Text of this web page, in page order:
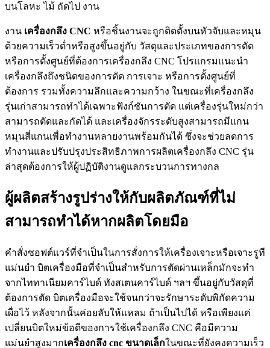
บนโลหะ ไม้ ถัดไป งาน
งาน เครื่องกลึง CNC หรือชิ้นงานจะถูกติดตั้งบนหัวจับและหมุน
ด้วยความเร็วต่ำหรือสูงขึ้นอยู่กับ วัสดุและประเภทของการตัด
หรือการตั้งศูนย์ที่ต้องการเครื่องกลึง CNC โปรแกรมแนะนำ
เครื่องกลึงถึงชนิดของการตัด การเจาะ หรือการตั้งศูนย์ที่
ต้องการ รวมทั้งความลึกและความกว้าง ในขณะที่เครื่องกลึง
รุ่นเก่าสามารถทำได้เฉพาะฟังก์ชันการตัด แต่เครื่องรุ่นใหม่กว่า
สามารถตัดและกัดได้ และเครื่องจักรระดับสูงสามารถมีแกน
หมุนสี่แกนเพื่อทำงานหลายงานพร้อมกันได้ ซึ่งจะช่วยลดการ
ทำงานและปรับปรุงประสิทธิภาพการผลิตเครื่องกลึง CNC รุ่น
ล่าสุดต้องการให้ผู้ปฏิบัติงานดูแลกระบวนการทางกล
ผู้ผลิตสร้างรูปร่างให้กับผลิตภัณฑ์ที่ไม่
สามารถทำได้หากผลิตโดยมือ
คำสั่งซอฟต์แวร์ที่จำเป็นในการสั่งการให้เครื่องเจาะหรือเจาะรูที
แม่นยำ บิตเครื่องมือที่จำเป็นสำหรับการตัดผ่านเหล็กมักจะทำ
จากไททาเนียมคาร์ไบด์ ทังสเตนคาร์ไบด์ ฯลฯ ขึ้นอยู่กับวัสดุที่
ต้องการตัด บิตเครื่องมือจะใช้จนกว่าจะรักษาระดับพิกัดความ
เผื่อไว้ หลังจากนั้นค่อยลับให้แหลม ถ้าเป็นไปได้ หรือเพียงแค่
เปลี่ยนบิตใหม่ข้อดีของการใช้เครื่องกลึง CNC คือมีความ
แม่นยำสูงมากเครื่องกลึง cnc ขนาดเล็กในขณะที่ยังคงความเร็ว